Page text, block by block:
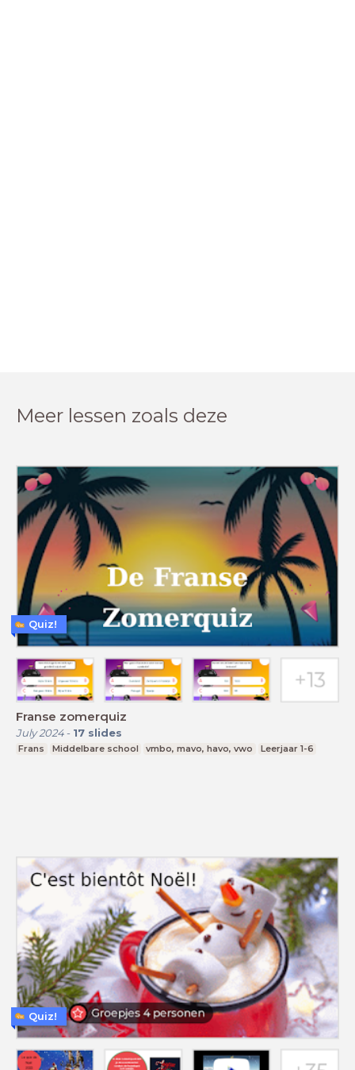
Meer lessen zoals deze
Franse zomerquiz
July 2024- 17 slides
Frans Middelbare school vmbo, mavo, havo, vwo Leerjaar 1-6
Quiz!
Quiz!